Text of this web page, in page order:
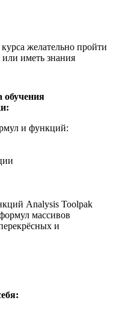
желательно пройти
или иметь знания
обучения
и функций:
Analysis Toolpak
массивов
и